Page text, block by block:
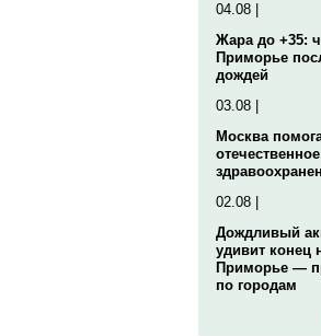
04.08 |
Жара до +35:
Приморье
дождей
03.08 |
Москва
отечественное
02.08 |
Дождливый
удивит конец
Приморье —
по городам